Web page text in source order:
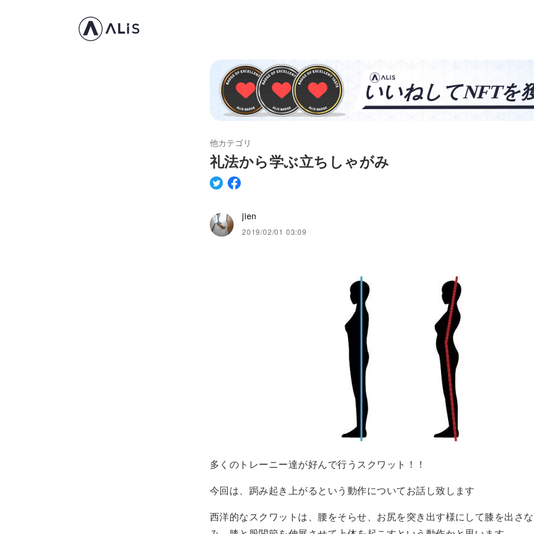
他カテゴリ
礼法から学ぶ立ちしゃがみ
jien
2019/02/01 03:09
多くのトレーニー達が好んで行うスクワット！！
今回は、跼み起き上がるという動作についてお話し致します
西洋的なスクワットは、腰をそらせ、お尻を突き出す様にして膝を出さ